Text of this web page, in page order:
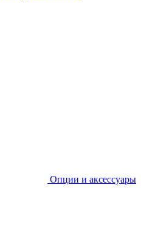
Опции и аксессуары